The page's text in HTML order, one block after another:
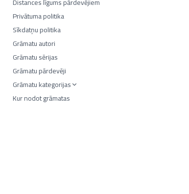
Privātuma politika
Sīkdatņu politika
Grāmatu autori
Grāmatu sērijas
Grāmatu pārdevēji
Grāmatu kategorijas
Kur nodot grāmatas